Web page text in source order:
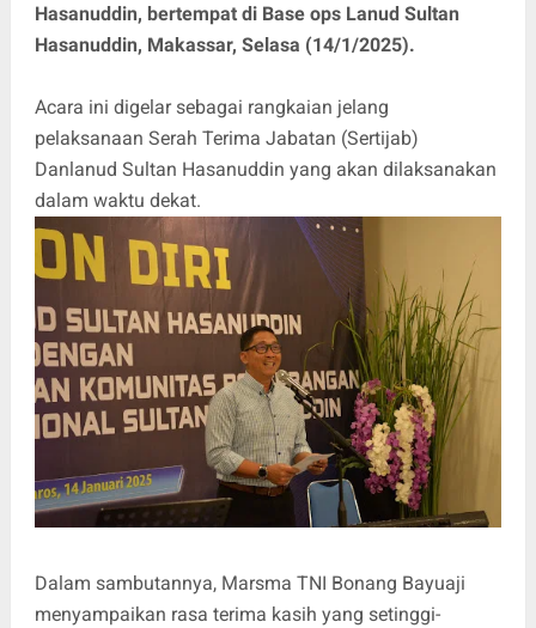
Hasanuddin, bertempat di Base ops Lanud Sultan
Hasanuddin, Makassar, Selasa (14/1/2025).
Acara ini digelar sebagai rangkaian jelang
pelaksanaan Serah Terima Jabatan (Sertijab)
Danlanud Sultan Hasanuddin yang akan dilaksanakan
dalam waktu dekat.
Dalam sambutannya, Marsma TNI Bonang Bayuaji
menyampaikan rasa terima kasih yang setinggi-